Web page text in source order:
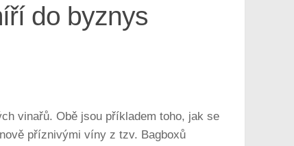
do byznys
vinařů. Obě jsou příkladem toho, jak se
příznivými víny z tzv. Bagboxů